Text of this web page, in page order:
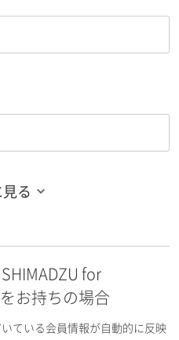
見る
for
お持ちの場合
ている会員情報が自動的に反映